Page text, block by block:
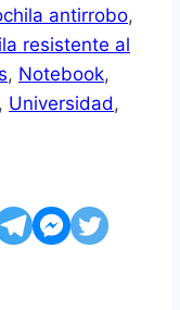
antirrobo,
resistente al
, Notebook,
, Universidad ,